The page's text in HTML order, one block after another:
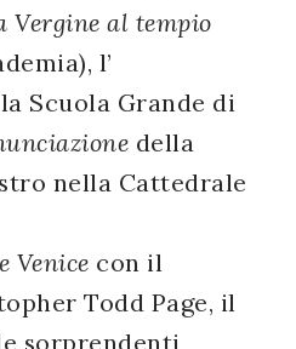
Vergine al tempio
l’
Scuola Grande di
della
nella Cattedrale
Venice con il
Todd Page, il
sorprendenti